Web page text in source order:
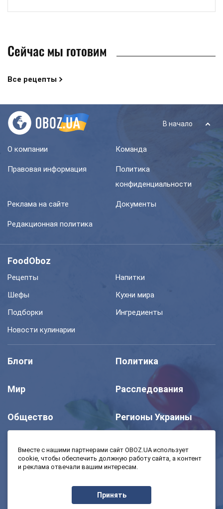
Сейчас мы готовим
Все рецепты
В начало
О компании Команда
Правовая информация
Политика
конфиденциальности
Реклама на сайте Документы
Редакционная политика
FoodOboz
Рецепты
Напитки
Шефы
Кухни мира
Подборки
Ингредиенты
Новости кулинарии
Блоги Политика
Мир Расследования
Общество Регионы Украины
Моя школа Авто
Экономика
Вместе с нашими партнерами сайт OBOZ.UA использует
cookie, чтобы обеспечить должную работу сайта, а контент
и реклама отвечали вашим интересам.
Принять